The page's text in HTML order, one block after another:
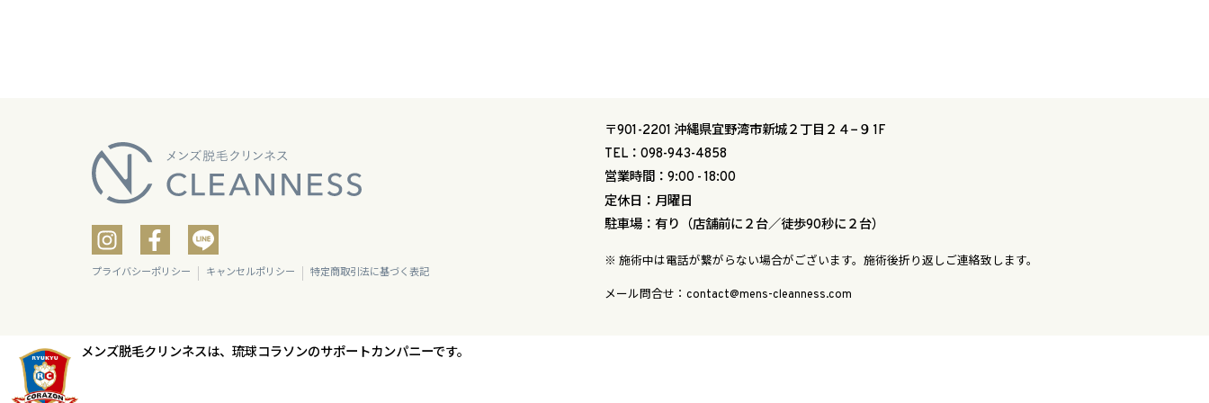
プライバシーポリシー キャンセルポリシー 特定商取引法に基づく表記
〒901-2201 沖縄県宜野湾市新城２丁目２４−９ 1F
TEL：098-943-4858
営業時間：9:00 - 18:00
定休日：月曜日
駐車場：有り（店舗前に２台／徒歩90秒に２台）
※ 施術中は電話が繋がらない場合がございます。施術後折り返しご連絡致します。
メール問合せ：contact@mens-cleanness.com
メンズ脱毛クリンネスは、 琉球コラソンのサポートカンパニーです。